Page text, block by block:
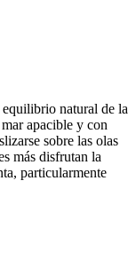
equilibrio natural de la
apacible y con
sobre las olas
más disfrutan la
particularmente